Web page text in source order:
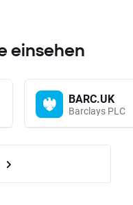
einsehen
BARC.UK
Barclays PLC